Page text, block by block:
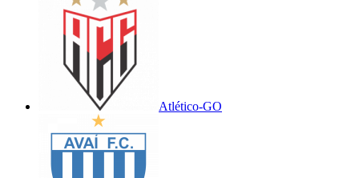
Atlético-GO